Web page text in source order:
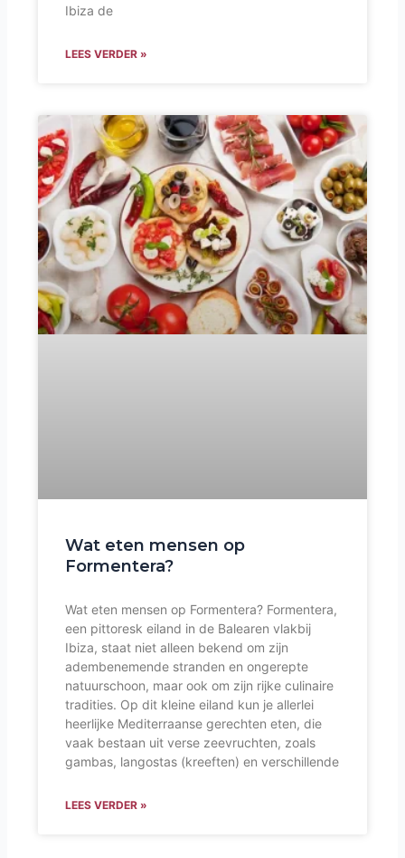
Ibiza de
LEES VERDER »
Wat eten mensen op
Formentera?
Wat eten mensen op Formentera? Formentera,
een pittoresk eiland in de Balearen vlakbij
Ibiza, staat niet alleen bekend om zijn
adembenemende stranden en ongerepte
natuurschoon, maar ook om zijn rijke culinaire
tradities. Op dit kleine eiland kun je allerlei
heerlijke Mediterraanse gerechten eten, die
vaak bestaan uit verse zeevruchten, zoals
gambas, langostas (kreeften) en verschillende
LEES VERDER »